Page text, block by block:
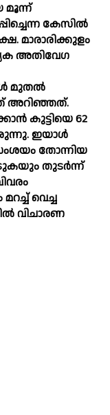
മൂന്ന്
കേസിൽ
മാരാരിക്കുളം
അതിവേഗ
മുതൽ
അറിഞ്ഞത്.
കുട്ടിയെ 62
ഇയാൾ
തോന്നിയ
തുടർന്ന്
വെച്ച
വിചാരണ